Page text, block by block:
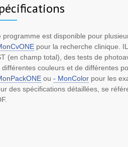
programme est disponible pour
pour la recherche clinique.
(en champ total), des tests de
différentes couleurs et de différentes
ou - MonColor pour les
des spécifications détaillées, se